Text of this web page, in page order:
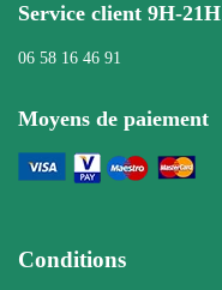
Service client 9H-21H
06 58 16 46 91
Moyens de paiement
Conditions